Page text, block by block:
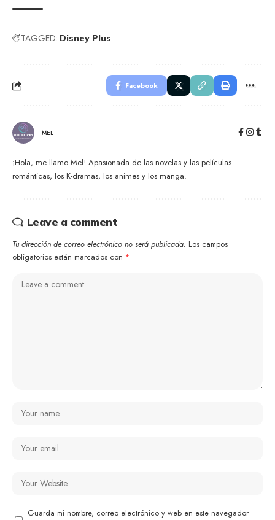
TAGGED: Disney Plus
Facebook
MEL
¡Hola, me llamo Mel! Apasionada de las novelas y las películas
románticas, los K-dramas, los animes y los manga.
Leave a comment
Tu dirección de correo electrónico no será publicada. Los campos
obligatorios están marcados con *
Guarda mi nombre, correo electrónico y web en este navegador